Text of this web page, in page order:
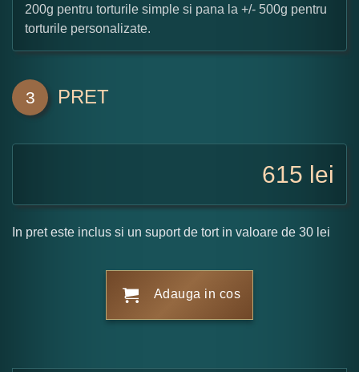
200g pentru torturile simple si pana la +/- 500g pentru
torturile personalizate.
3 PRET
615 lei
In pret este inclus si un suport de tort in valoare de 30 lei
Adauga in cos